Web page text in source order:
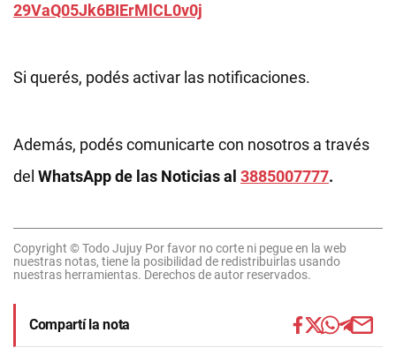
29VaQ05Jk6BIErMlCL0v0j
Si querés, podés activar las notificaciones.
Además, podés comunicarte con nosotros a través
del WhatsApp de las Noticias al 3885007777.
Copyright © Todo Jujuy Por favor no corte ni pegue en la web
nuestras notas, tiene la posibilidad de redistribuirlas usando
nuestras herramientas. Derechos de autor reservados.
Compartí la nota